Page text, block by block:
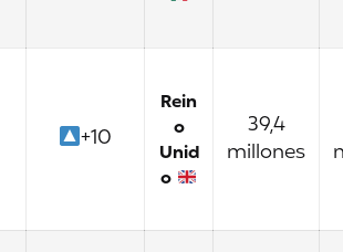
+10
Rein
o
Unid
o
39,4
millones